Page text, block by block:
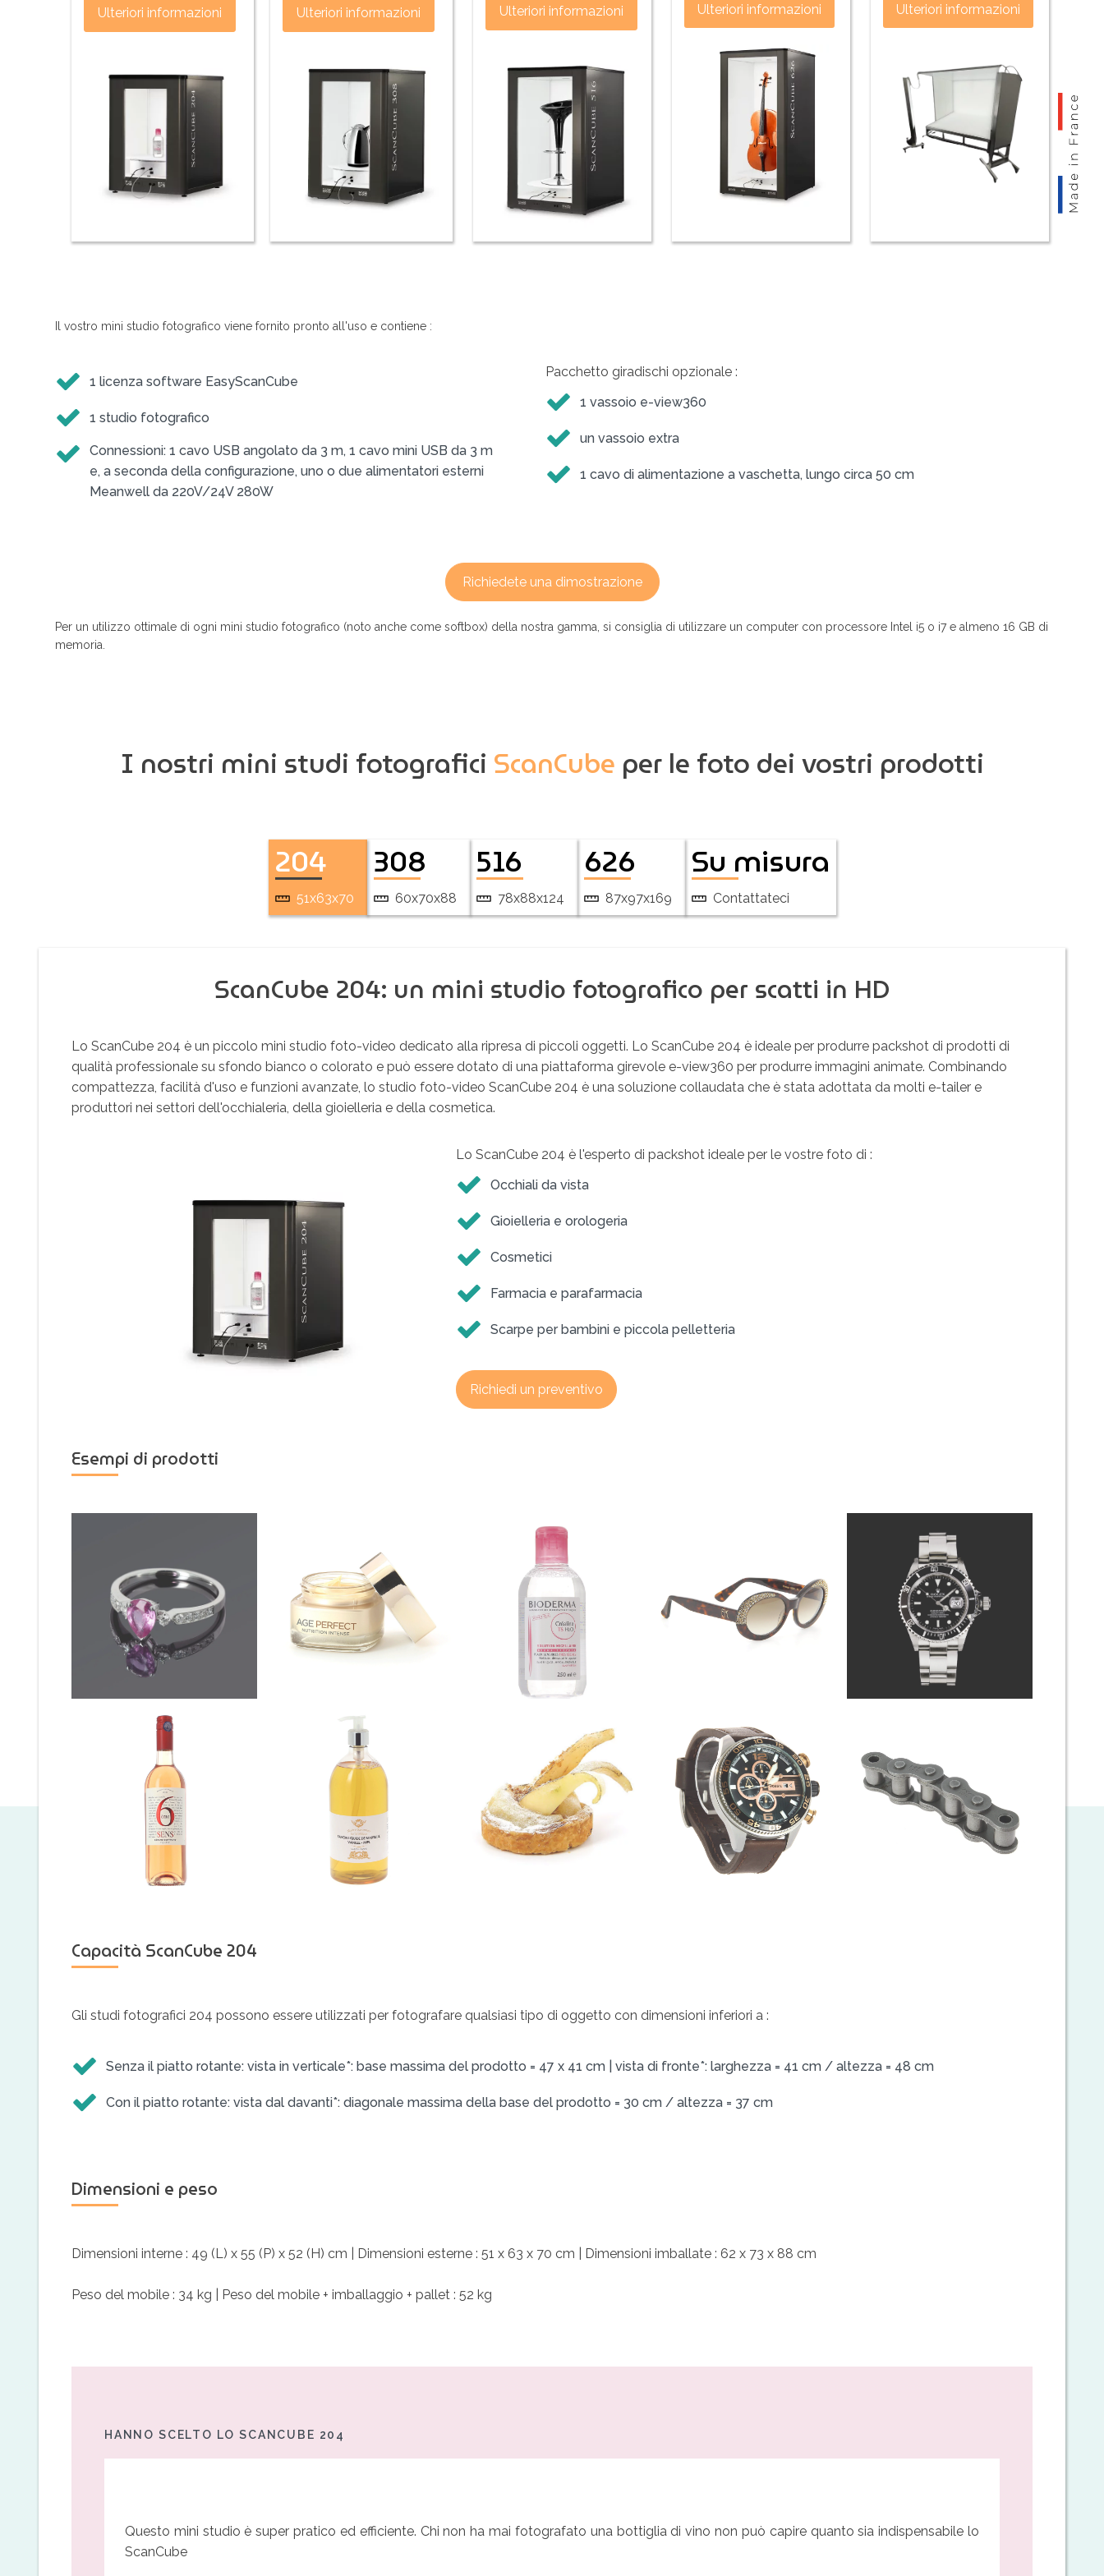
Ulteriori informazioni Ulteriori informazioni Ulteriori informazioni Ulteriori informazioni Ulteriori informazioni
Il vostro mini studio fotografico viene fornito pronto all'uso e contiene :
1 licenza software EasyScanCube
1 studio fotografico
Connessioni: 1 cavo USB angolato da 3 m, 1 cavo mini USB da 3 m
e, a seconda della configurazione, uno o due alimentatori esterni
Meanwell da 220V/24V 280W
Pacchetto giradischi opzionale :
1 vassoio e-view360
un vassoio extra
1 cavo di alimentazione a vaschetta, lungo circa 50 cm
Richiedete una dimostrazione
Per un utilizzo ottimale di ogni mini studio fotografico (noto anche come softbox) della nostra gamma, si consiglia di utilizzare un computer con processore Intel i5 o i7 e almeno 16 GB di
memoria.
I nostri mini studi fotografici ScanCube per le foto dei vostri prodotti
204
51x63x70
308
60x70x88
516
78x88x124
626
87x97x169
Su misura
Contattateci
ScanCube 204: un mini studio fotografico per scatti in HD
Lo ScanCube 204 è un piccolo mini studio foto-video dedicato alla ripresa di piccoli oggetti. Lo ScanCube 204 è ideale per produrre packshot di prodotti di
qualità professionale su sfondo bianco o colorato e può essere dotato di una piattaforma girevole e-view360 per produrre immagini animate. Combinando
compattezza, facilità d'uso e funzioni avanzate, lo studio foto-video ScanCube 204 è una soluzione collaudata che è stata adottata da molti e-tailer e
produttori nei settori dell'occhialeria, della gioielleria e della cosmetica.
Lo ScanCube 204 è l'esperto di packshot ideale per le vostre foto di :
Occhiali da vista
Gioielleria e orologeria
Cosmetici
Farmacia e parafarmacia
Scarpe per bambini e piccola pelletteria
Richiedi un preventivo
Esempi di prodotti
Capacità ScanCube 204
Gli studi fotografici 204 possono essere utilizzati per fotografare qualsiasi tipo di oggetto con dimensioni inferiori a :
Senza il piatto rotante: vista in verticale*: base massima del prodotto = 47 x 41 cm | vista di fronte*: larghezza = 41 cm / altezza = 48 cm
Con il piatto rotante: vista dal davanti*: diagonale massima della base del prodotto = 30 cm / altezza = 37 cm
Dimensioni e peso
Dimensioni interne : 49 (L) x 55 (P) x 52 (H) cm | Dimensioni esterne : 51 x 63 x 70 cm | Dimensioni imballate : 62 x 73 x 88 cm
Peso del mobile : 34 kg | Peso del mobile + imballaggio + pallet : 52 kg
HANNO SCELTO LO SCANCUBE 204
Questo mini studio è super pratico ed efficiente. Chi non ha mai fotografato una bottiglia di vino non può capire quanto sia indispensabile lo
ScanCube